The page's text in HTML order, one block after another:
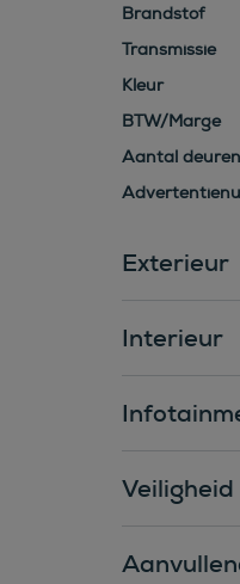
Brandstof
Transmissie
Kleur
BTW/Marge
Aantal deuren
Exterieur
Interieur
Veiligheid